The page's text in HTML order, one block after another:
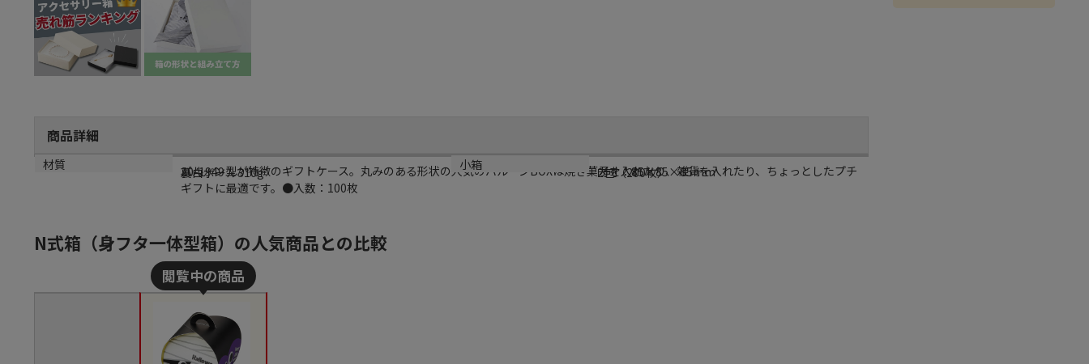
商品詳細
商品説明
バルーン型が特徴のギフトケース。丸みのある形状の人気のバルーンBOXは焼き菓子を入れたり、雑貨を入れたり、ちょっとしたプチ
ギフトに最適です。●入数：100枚
メーカー品番
20-1949
サイズ
内寸：85×85×85mm
材質
裏白ボール310g
小箱
2包（200枚）
N式箱（身フタ一体型箱）の人気商品との比較